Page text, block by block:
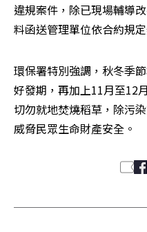
違規案件，除已現場輔導
料函送管理單位依合約規
環保署特別強調，秋冬季
好發期，再加上11月至12
切勿就地焚燒稻草，除污
威脅民眾生命財產安全。